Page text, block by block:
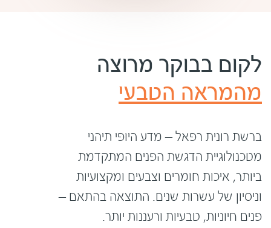
לקום בבוקר מרוצה
מהמראה הטבעי
ברשת רונית רפאל – מדע היופי תיהני
מטכנולוגיית הדגשת הפנים המתקדמת
ביותר, איכות חומרים וצבעים ומקצועיות
וניסיון של עשרות שנים. התוצאה בהתאם –
פנים חיוניות, טבעיות ורעננות יותר.